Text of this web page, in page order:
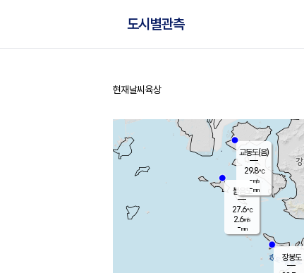
도시별관측
홈
현재날씨 육상
볼음도
27.6℃
2.6m/s
-mm
장봉도
교동도(음)
29.8℃
-m/s
-mm